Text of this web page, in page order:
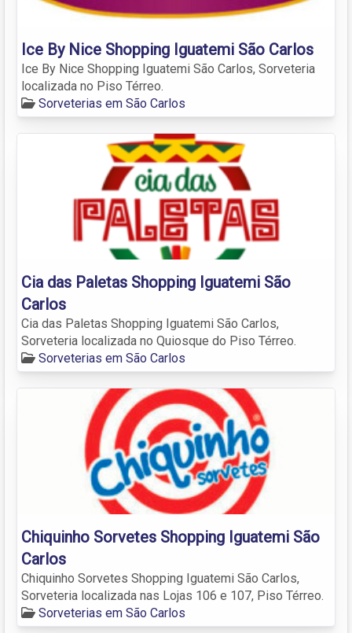
Ice By Nice Shopping Iguatemi São Carlos
Ice By Nice Shopping Iguatemi São Carlos, Sorveteria
localizada no Piso Térreo.
Sorveterias em São Carlos
Cia das Paletas Shopping Iguatemi São
Carlos
Cia das Paletas Shopping Iguatemi São Carlos,
Sorveteria localizada no Quiosque do Piso Térreo.
Sorveterias em São Carlos
Chiquinho Sorvetes Shopping Iguatemi São
Carlos
Chiquinho Sorvetes Shopping Iguatemi São Carlos,
Sorveteria localizada nas Lojas 106 e 107, Piso Térreo.
Sorveterias em São Carlos